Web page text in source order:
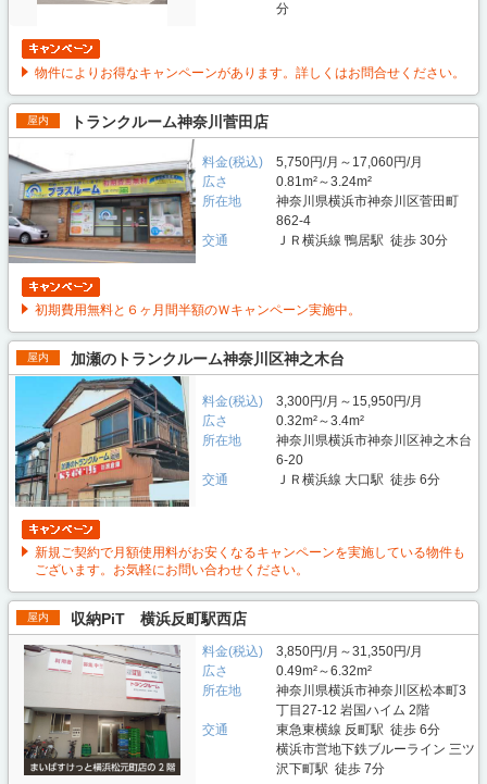
分
物件によりお得なキャンペーンがあります。詳しくはお問合せください。
屋内 トランクルーム神奈川菅田店
料金(税込)
5,750円/月～17,060円/月
広さ
0.81m²～3.24m²
所在地
神奈川県横浜市神奈川区菅田町
862-4
交通
ＪＲ横浜線 鴨居駅 徒歩 30分
初期費用無料と６ヶ月間半額のＷキャンペーン実施中。
屋内 加瀬のトランクルーム神奈川区神之木台
料金(税込)
3,300円/月～15,950円/月
広さ
0.32m²～3.4m²
所在地
神奈川県横浜市神奈川区神之木台
6-20
交通
ＪＲ横浜線 大口駅 徒歩 6分
新規ご契約で月額使用料がお安くなるキャンペーンを実施している物件も
ございます。お気軽にお問い合わせください。
屋内 収納PiT 横浜反町駅西店
料金(税込)
3,850円/月～31,350円/月
広さ
0.49m²～6.32m²
所在地
神奈川県横浜市神奈川区松本町3
丁目27-12 岩国ハイム 2階
交通
東急東横線 反町駅 徒歩 6分
横浜市営地下鉄ブルーライン 三ツ
沢下町駅 徒歩 7分